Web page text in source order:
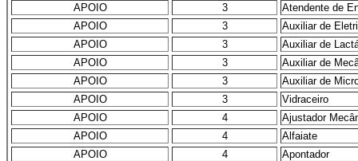
APOIO
3
Atendente de
APOIO
3
Auxiliar de
APOIO
3
Auxiliar de
APOIO
3
Auxiliar de
APOIO
3
Auxiliar de
APOIO
3
Vidraceiro
APOIO
4
Ajustador
APOIO
4
Alfaiate
APOIO
4
Apontador